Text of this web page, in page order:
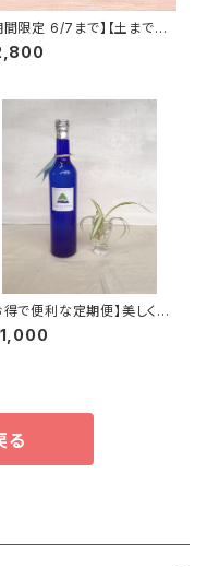
間限定 6/7まで】【土まで安
皮ごと安心のにんにく】栽培
中農薬・化学肥料不使用
得で便利な定期便】美しくイ
キと 美容と健康のため
ランス整う フルボ酸と
る